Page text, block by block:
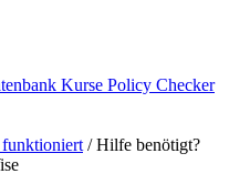
Kurse Policy Checker
/ Hilfe benötigt?